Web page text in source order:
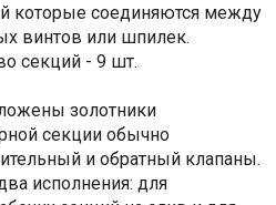
которые соединяются между
винтов или шпилек.
секций - 9 шт.
золотники
секции обычно
и обратный клапаны.
исполнения: для